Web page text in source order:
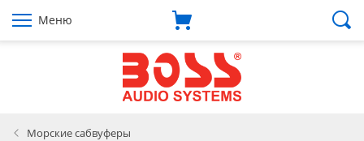
Меню
Морские сабвуферы